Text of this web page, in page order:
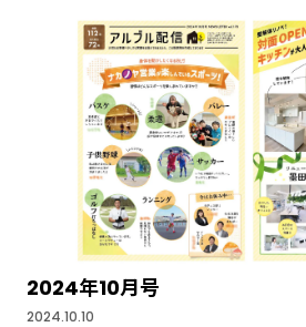
2024年10月号
2024.10.10